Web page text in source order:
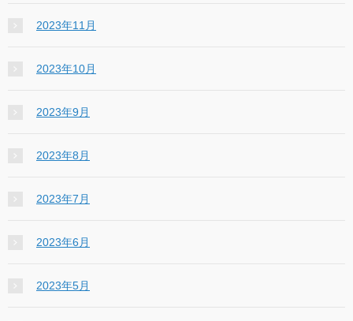
2023年11月
2023年10月
2023年9月
2023年8月
2023年7月
2023年6月
2023年5月